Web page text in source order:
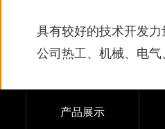
具有较好的技术开发力
公司热工、机械、电
产品展示